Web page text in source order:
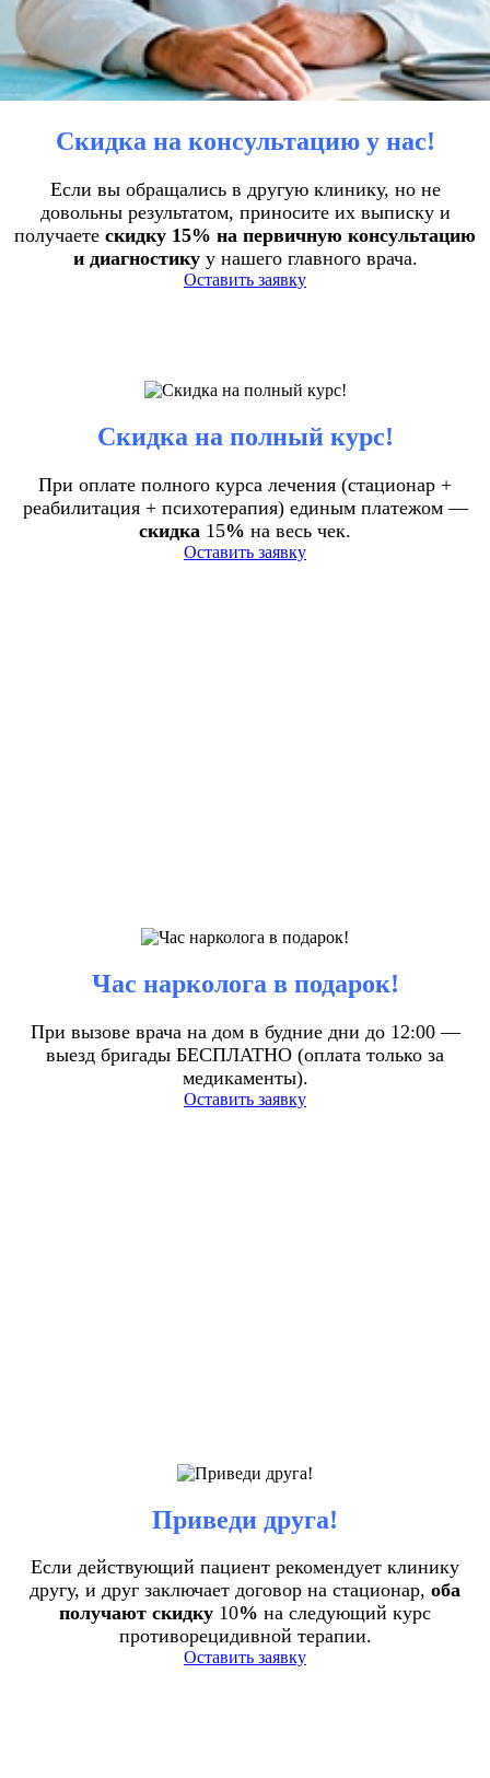
Скидка на консультацию у нас!
Если вы обращались в другую клинику, но не
довольны результатом, приносите их выписку и
получаете скидку 15% на первичную консультацию
и диагностикуу нашего главного врача.
Оставить заявку
Скидка на полный курс!
При оплате полного курса лечения (стационар +
реабилитация + психотерапия) единым платежом —
скидка 15% на весь чек.
Оставить заявку
Час нарколога в подарок!
При вызове врача на дом в будние дни до 12:00 —
выезд бригады БЕСПЛАТНО (оплата только за
медикаменты).
Оставить заявку
Приведи друга!
Если действующий пациент рекомендует клинику
другу, и друг заключает договор на стационар, оба
получают скидку 10% на следующий курс
противорецидивной терапии.
Оставить заявку